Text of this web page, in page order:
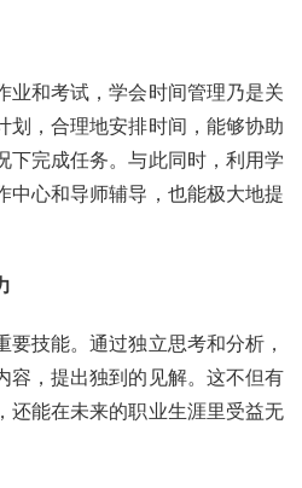
业和考试，学会时间管理乃是关
划，合理地安排时间，能够协助
下完成任务。与此同时，利用学
中心和导师辅导，也能极大地提
技能。通过独立思考和分析，
容，提出独到的见解。这不但有
还能在未来的职业生涯里受益无